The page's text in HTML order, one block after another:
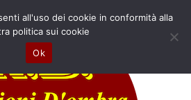
all'uso dei cookie in conformità alla
politica sui cookie
Ok